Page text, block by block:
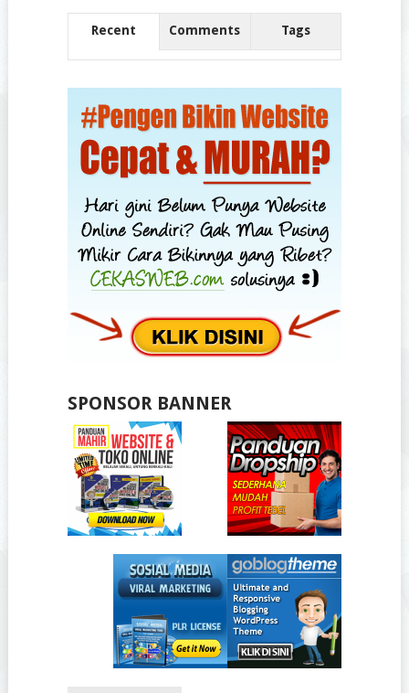
Recent Comments Tags
SPONSOR BANNER